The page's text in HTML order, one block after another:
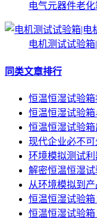
电气元器件老
电机测试试验
同类文章排行
恒温恒湿试验
恒温恒湿试验
恒温恒湿试验箱
现代企业必不
环境模拟测试
解密恒温恒湿
从环境模拟到
恒温恒湿试验箱
恒温恒湿试验